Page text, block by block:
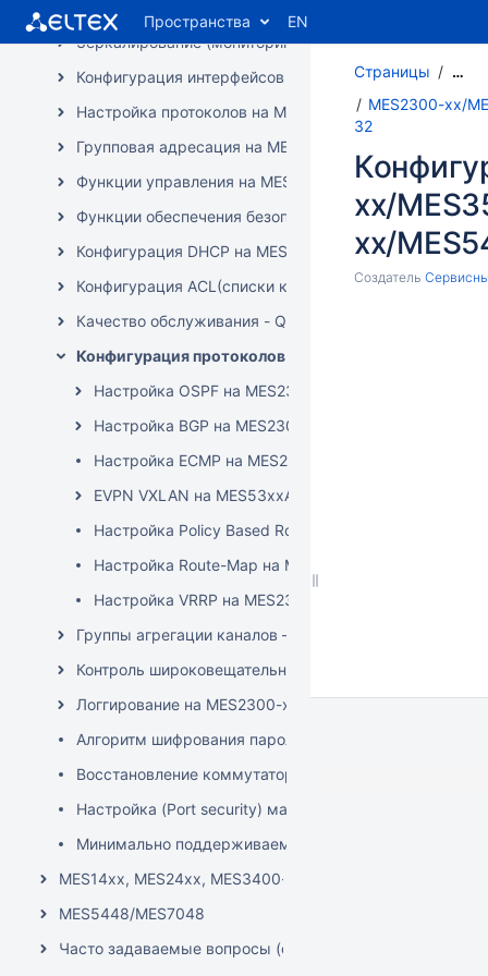
Пространства EN
Диагностика типовых проблем на MES2300-xx/
Зеркалирование (мониторинг) портов на MES2300-
Конфигурация интерфейсов и VLAN на MES2300-xx/
Настройка протоколов на MES2300-xx/MES3300-xx/
Групповая адресация на MES2300-xx/MES3300-xx/
Функции управления на MES2300-xx/MES3300-xx/
Функции обеспечения безопасности на MES2300-
Конфигурация DHCP на MES2300-xx/MES3300-xx/
Конфигурация ACL(списки контроля доступа) на
Качество обслуживания - QoS на MES2300-xx/
Конфигурация протоколов маршрутизации на
Настройка OSPF на MES2300-xx/MES3300-xx/
Настройка BGP на MES2300-xx/MES3300-xx/
Настройка ECMP на MES2300-xx/MES3300-xx/
EVPN VXLAN на MES53xxA/MES5310-48/MES5400-
Настройка Policy Based Routing (PBR) на
Настройка Route-Map на MES2300-xx/MES3300-
Настройка VRRP на MES2300-xx/MES3300-xx/
Группы агрегации каналов – Link Aggregation Group
Контроль широковещательного "шторма" на
Логгирование на MES2300-xx/MES3300-xx/
Алгоритм шифрования паролей конфигурации
Восстановление коммутатора MES2300-xx/
Настройка (Port security) максимального
Минимально поддерживаемые версии ПО для
MES14xx, MES24xx, MES3400-xx, MES37хх
MES5448/MES7048
Часто задаваемые вопросы (общие темы)
Страницы …
MES2300-xx/
32
xx/
xx/
Создатель